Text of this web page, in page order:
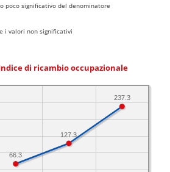
poco significativo del denominatore
i valori non significativi
di ricambio occupazionale
237.3
127.3
66.3